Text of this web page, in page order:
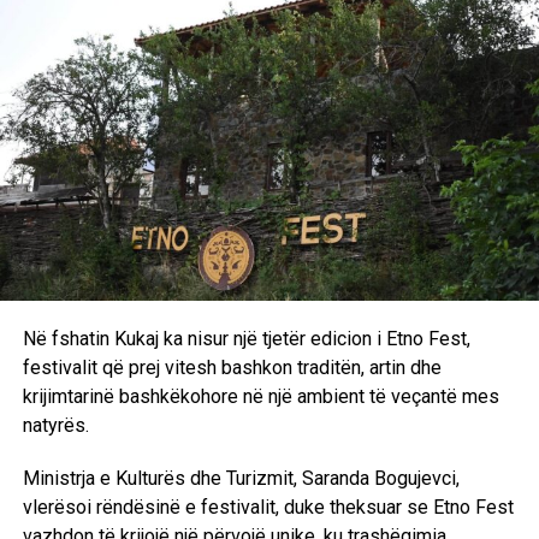
Gjithmonë të krijohej ndjenja se vije nga një shtresë më e
ulët. Në njëfarë mënyre mendoja: ‘Nuk do të mund të bëj
asgjë, nuk do të mund të shkoj askund, nuk do të mund të
udhëtoj’, sepse ne nuk mund të udhëtonim lirshëm
atëkohë”, ka thënë ajo. Ka shpjeguar se edhe kur dikush
shkonte në një koncert, të gjithë mblidheshin rreth tij për ta
pyetur si kishte qenë. Ka rrëfyer se vetë nuk kishte qenë
kurrë në një koncert para luftës.
“Për mua ishte shumë e rëndësishme të tregoja atë që
kemi kaluar, mënyrën se si njerëzit përpiqen të jetojnë
realitetin e tyre. Doja t’ia tregoja dhe t’ia rrëfeja këtë botës.
Por gjithashtu sepse mendoj se kjo histori lidhet me
shumë adoleshentë sot që ende jetojnë në zona konflikti,
fatkeqësisht”, ka deklaruar regjisorja për dramën e saj.
Filmi zhvillohet në periudhën e luftës së Kosovës, e cila
zgjati nga viti 1998 deri në vitin 1999, kur presidenti i
Në fshatin Kukaj ka nisur një tjetër edicion i Etno Fest,
festivalit që prej vitesh bashkon traditën, artin dhe
krijimtarinë bashkëkohore në një ambient të veçantë mes
natyrës.
Ministrja e Kulturës dhe Turizmit, Saranda Bogujevci,
vlerësoi rëndësinë e festivalit, duke theksuar se Etno Fest